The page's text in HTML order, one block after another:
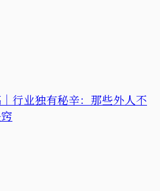
行业独有秘辛：那些外人不